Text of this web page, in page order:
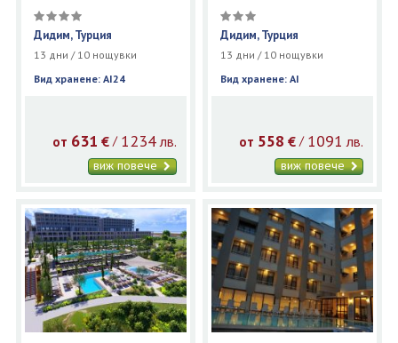
Дидим, Турция
13 дни / 10 нощувки
Вид хранене: AI24
от 631 €/ 1234 лв.
виж повече
Дидим, Турция
13 дни / 10 нощувки
Вид хранене: AI
от 558 € / 1091 лв.
виж повече